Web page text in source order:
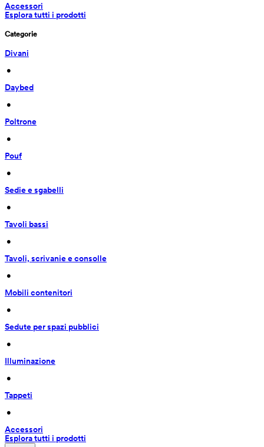
Accessori
Esplora tutti i prodotti
Categorie
Divani
•
Daybed
•
Poltrone
•
Pouf
•
Sedie e sgabelli
•
Tavoli bassi
•
Tavoli, scrivanie e consolle
•
Mobili contenitori
•
Sedute per spazi pubblici
•
Illuminazione
•
Tappeti
•
Accessori
Esplora tutti i prodotti